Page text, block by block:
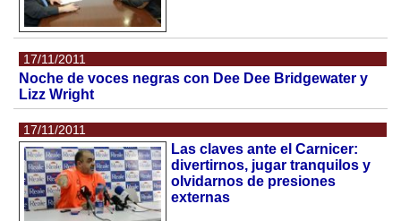
17/11/2011
Noche de voces negras con Dee Dee Bridgewater y
Lizz Wright
17/11/2011
Las claves ante el Carnicer:
divertirnos, jugar tranquilos y
olvidarnos de presiones
externas